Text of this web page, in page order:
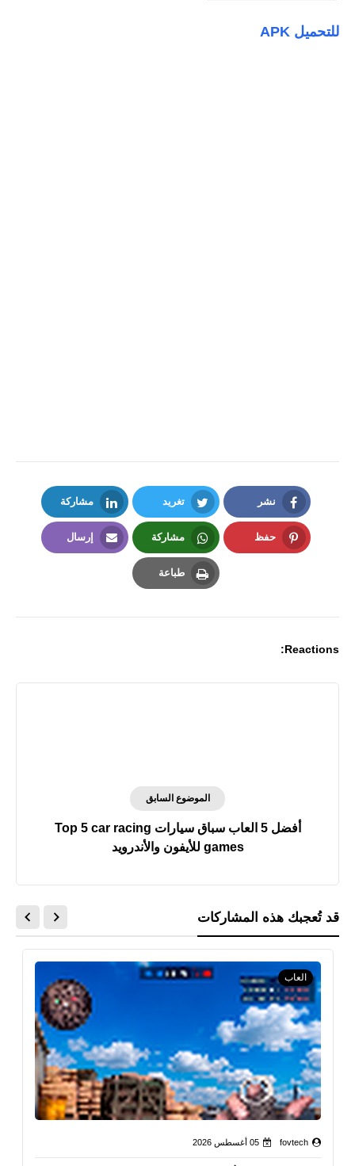
للتحميل APK
نشر
Facebook
تغريد
Twitter
مشاركة
LinkedIn
حفظ مشاركة
Whatsapp
إرسال
طباعة
Reactions:
الموضوع السابق
أفضل 5 العاب سباق سيارات Top 5 car racing
games للأيفون والأندرويد
قد تُعجبك هذه المشاركات
العاب
fovtech 05 أغسطس 2026